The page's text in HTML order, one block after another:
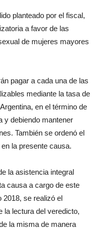
planteado por el fiscal,
a favor de las
de mujeres mayores
pagar a cada una de las
mediante la tasa de
en el término de
y debiendo mantener
También se ordenó el
la presente causa.
la asistencia integral
causa a cargo de este
2018, se realizó el
la lectura del veredicto,
la misma de manera